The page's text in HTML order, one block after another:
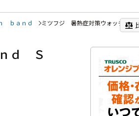
ｂａｎｄ ミツフジ 暑熱症対策ウォッチ
balance
ｎｄ Ｓ